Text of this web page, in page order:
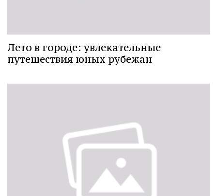
Лето в городе: увлекательные
путешествия юных рубежан